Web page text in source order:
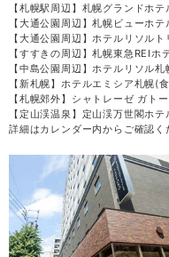
【札幌駅周辺】札幌グランドホテ
【大通公園周辺】札幌ビューホテ
【大通公園周辺】ホテルリソル
【すすきの周辺】札幌東急REIホ
【中島公園周辺】ホテルリソル札
【新札幌】ホテルエミシア札幌(
【札幌郊外】シャトレーゼ ガト
【定山渓温泉】定山渓万世閣ホ
詳細はカレンダー内からご確認く